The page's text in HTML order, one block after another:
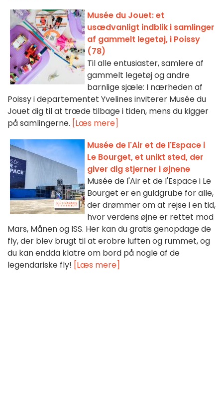
Musée du Jouet: et
usædvanligt indblik i samlinger
af gammelt legetøj, i Poissy
(78)
Til alle entusiaster, samlere af
gammelt legetøj og andre
barnlige sjæle: I nærheden af
Poissy i departementet Yvelines inviterer Musée du
Jouet dig til at træde tilbage i tiden, mens du kigger
på samlingerne. [Læs mere]
Musée de l'Air et de l'Espace i
Le Bourget, et unikt sted, der
giver dig stjerner i øjnene
Musée de l'Air et de l'Espace i Le
Bourget er en guldgrube for alle,
der drømmer om at rejse i en tid,
hvor verdens øjne er rettet mod
Mars, Månen og ISS. Her kan du gratis genopdage de
fly, der blev brugt til at erobre luften og rummet, og
du kan endda klatre om bord på nogle af de
legendariske fly! [Læs mere]